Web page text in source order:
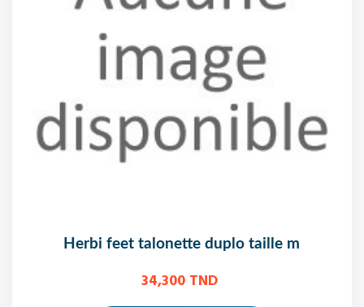
herbi feet talonette duplo taille m
34,300 TND